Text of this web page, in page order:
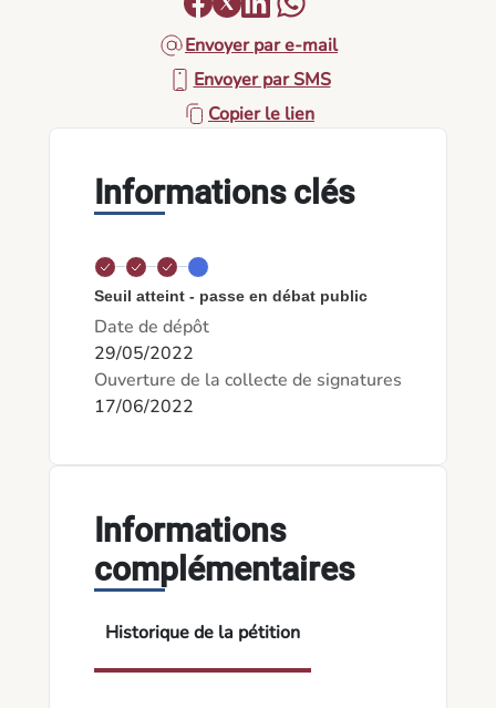
Envoyer par e-mail
Envoyer par SMS
Copier le lien
Informations clés
Seuil atteint - passe en débat public
Date de dépôt
29/05/2022
Ouverture de la collecte de signatures
17/06/2022
Informations
complémentaires
Historique de la pétition